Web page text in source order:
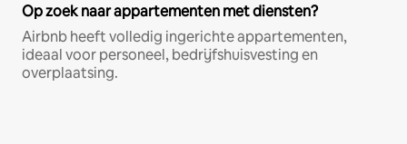
Op zoek naar appartementen met diensten?
Airbnb heeft volledig ingerichte appartementen,
ideaal voor personeel, bedrijfshuisvesting en
overplaatsing.